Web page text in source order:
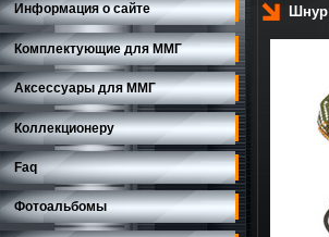
Информация о сайте
Комплектующие для ММГ
Аксессуары для ММГ
Коллекционеру
Faq
Фотоальбомы
Шнур